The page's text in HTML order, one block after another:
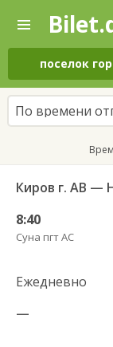
—
Поиск
и
покупка
билетов
на
автобус
онлайн
поселок
По времени
Киров г. АВ —
8:40
Суна пгт АС
Ежедневно
—